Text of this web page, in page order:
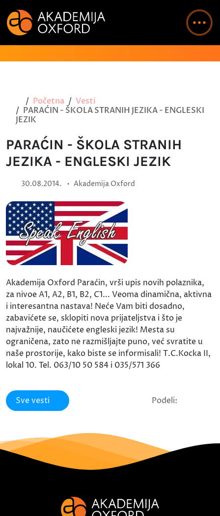
Početna
Vesti
PARAĆIN - ŠKOLA STRANIH JEZIKA - ENGLESKI
JEZIK
PARAĆIN - ŠKOLA STRANIH
JEZIKA - ENGLESKI JEZIK
30.08.2014. • Akademija Oxford
Akademija Oxford Paraćin, vrši upis novih polaznika,
za nivoe A1, A2, B1, B2, C1... Veoma dinamična, aktivna
i interesantna nastava! Neće Vam biti dosadno,
zabavićete se, sklopiti nova prijateljstva i što je
najvažnije, naučićete engleski jezik! Mesta su
ograničena, zato ne razmišljajte puno, već svratite u
naše prostorije, kako biste se informisali! T.C.Kocka II,
lokal 10. Tel. 063/10 50 584 i 035/571 366
Sve vesti Podeli: